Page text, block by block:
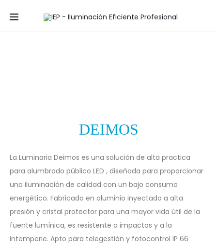
Inicio Urbano Vial Calles Internas DEIMOS
DEIMOS
La Luminaria Deimos es una solución de alta practica
para alumbrado público LED , diseñada para proporcionar
una iluminación de calidad con un bajo consumo
energético. Fabricado en aluminio inyectado a alta
presión y cristal protector para una mayor vida útil de la
fuente lumínica, es resistente a impactos y a la
intemperie. Apto para telegestión y fotocontrol IP 66